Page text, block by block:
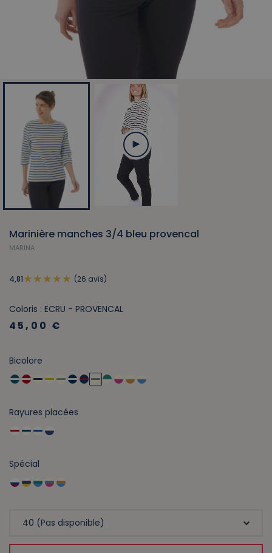
Marinière manches 3/4 bleu provencal
MARINA
4,81 (26 avis)
Coloris : ECRU - PROVENCAL
45,00 €
Bicolore
Rayures placées
Spécial